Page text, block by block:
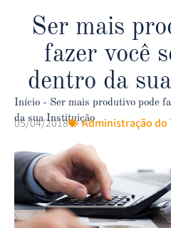
Ser mais
fazer você
dentro da
Início - Ser mais produtivo pode
da sua Instituição
05/04/2018 Administração do